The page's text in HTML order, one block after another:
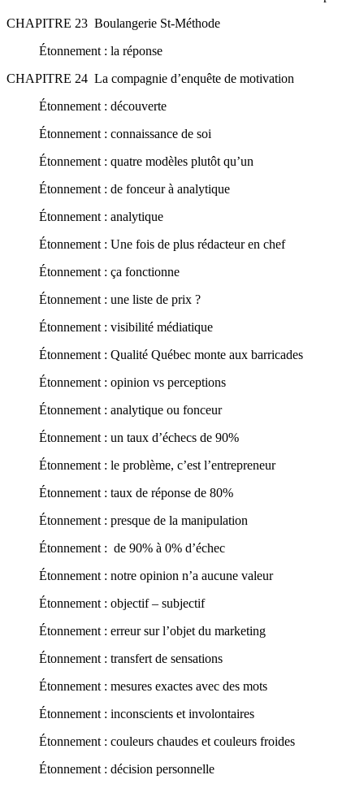
CHAPITRE 23 Boulangerie St-Méthode
Étonnement : la réponse
CHAPITRE 24 La compagnie d’enquête de motivation
Étonnement : découverte
Étonnement : connaissance de soi
Étonnement : quatre modèles plutôt qu’un
Étonnement : de fonceur à analytique
Étonnement : analytique
Étonnement : Une fois de plus rédacteur en chef
Étonnement : ça fonctionne
Étonnement : une liste de prix ?
Étonnement : visibilité médiatique
Étonnement : Qualité Québec monte aux barricades
Étonnement : opinion vs perceptions
Étonnement : analytique ou fonceur
Étonnement : un taux d’échecs de 90%
Étonnement : le problème, c’est l’entrepreneur
Étonnement : taux de réponse de 80%
Étonnement : presque de la manipulation
Étonnement : de 90% à 0% d’échec
Étonnement : notre opinion n’a aucune valeur
Étonnement : objectif – subjectif
Étonnement : erreur sur l’objet du marketing
Étonnement : transfert de sensations
Étonnement : mesures exactes avec des mots
Étonnement : inconscients et involontaires
Étonnement : couleurs chaudes et couleurs froides
Étonnement : décision personnelle